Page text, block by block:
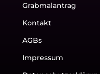
Grabmalantrag
Kontakt
AGBs
Impressum